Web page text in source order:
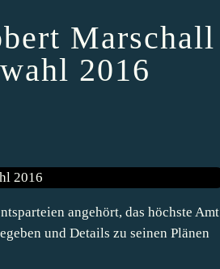
Marschall
2016
angehört, das höchste Amt
und Details zu seinen Plänen